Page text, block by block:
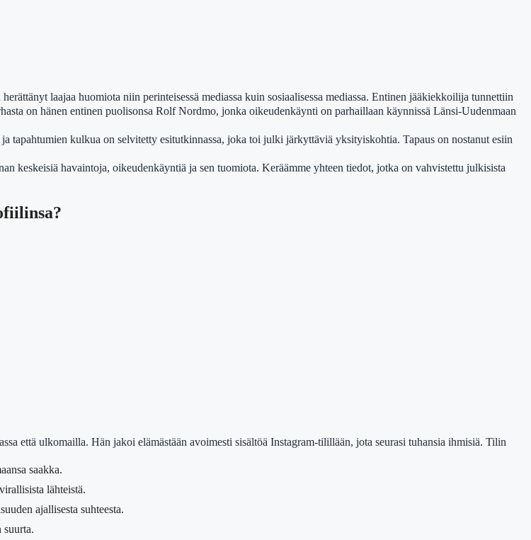
laajaa huomiota niin perinteisessä mediassa kuin sosiaalisessa mediassa. Entinen jääkiekkoilija tunnettiin
on hänen entinen puolisonsa Rolf Nordmo, jonka oikeudenkäynti on parhaillaan käynnissä Länsi-Uudenmaan
tapahtumien kulkua on selvitetty esitutkinnassa, joka toi julki järkyttäviä yksityiskohtia. Tapaus on nostanut esiin
keskeisiä havaintoja, oikeudenkäyntiä ja sen tuomiota. Keräämme yhteen tiedot, jotka on vahvistettu julkisista
että ulkomailla. Hän jakoi elämästään avoimesti sisältöä Instagram-tilillään, jota seurasi tuhansia ihmisiä. Tilin
saakka.
lähteistä.
ajallisesta suhteesta.